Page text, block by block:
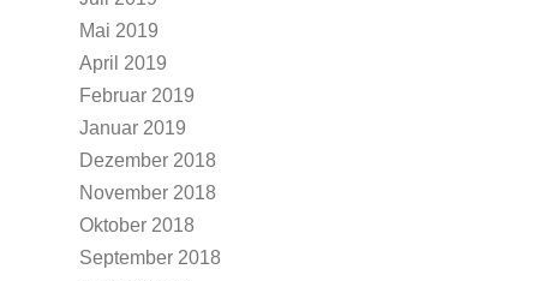
Mai 2019
April 2019
Februar 2019
Januar 2019
Dezember 2018
November 2018
Oktober 2018
September 2018